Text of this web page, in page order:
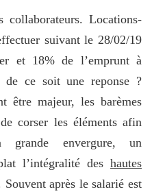
Locations-
suivant le 28/02/19
et 18% de l’emprunt à
ce soit une reponse ?
être majeur, les barèmes
corser les éléments afin
grande envergure, un
l’intégralité des hautes
Souvent après le salarié est